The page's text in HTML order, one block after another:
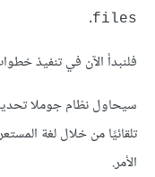
files
.
فلنبدأ الآن في تنفيذ
تلقائيًا من خلال لغة
الأمر.